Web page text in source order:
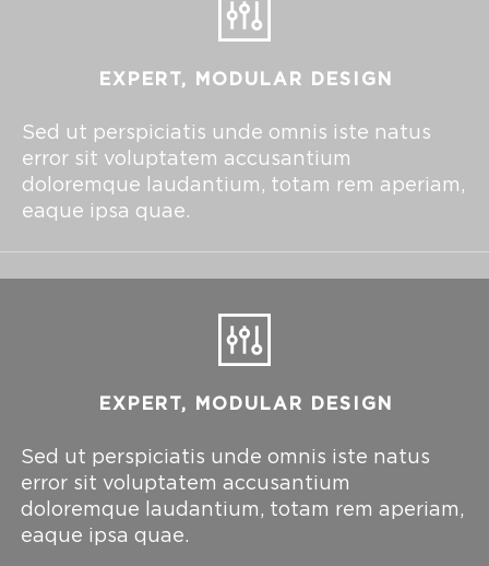
EXPERT, MODULAR DESIGN
Sed ut perspiciatis unde omnis iste natus
error sit voluptatem accusantium
doloremque laudantium, totam rem aperiam,
eaque ipsa quae.
EXPERT, MODULAR DESIGN
Sed ut perspiciatis unde omnis iste natus
error sit voluptatem accusantium
doloremque laudantium, totam rem aperiam,
eaque ipsa quae.